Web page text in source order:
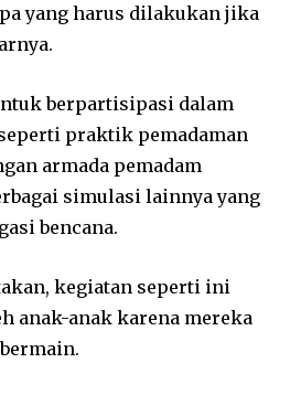
yang harus dilakukan jika
berpartisipasi dalam
praktik pemadaman
armada pemadam
simulasi lainnya yang
bencana.
kegiatan seperti ini
anak-anak karena mereka